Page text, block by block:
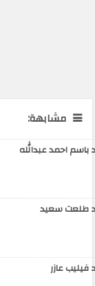
مشابهة:
باسم احمد عبدالله
طلعت سعيد
فيليب عازر